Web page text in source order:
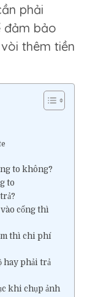
phải
đảm bảo
thêm tiền
to không?
to
cổng thì
thì chi phí
hay phải trả
khi chụp ảnh